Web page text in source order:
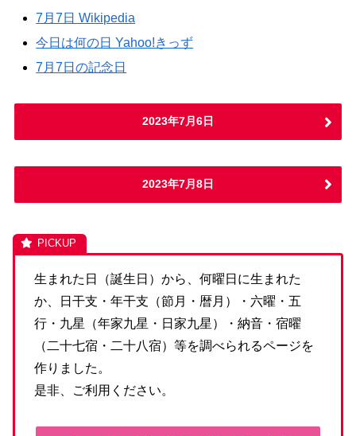
7月7日 Wikipedia
今日は何の日 Yahoo!きっず
7月7日の記念日
2023年7月6日
2023年7月8日
生まれた日（誕生日）から、何曜日に生まれた
か、日干支・年干支（節月・暦月）・六曜・五
行・九星（年家九星・日家九星）・納音・宿曜
（二十七宿・二十八宿）等を調べられるページを
作りました。
是非、ご利用ください。